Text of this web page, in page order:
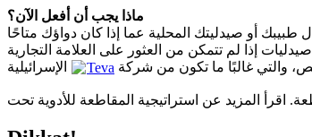
ماذا يجب أن أفعل الآن؟
أو صيدليتك المحلية عما إذا كان دواؤك متاحًا
إذا لم تتمكن من العثور على العلامة التجارية
والتي غالبًا ما تكون من شركة Teva